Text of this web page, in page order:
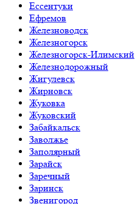
Ессентуки
Ефремов
Железноводск
Железногорск
Железногорск-Илимский
Железнодорожный
Жигулевск
Жирновск
Жуковка
Жуковский
Забайкальск
Заволжье
Заполярный
Зарайск
Заречный
Заринск
Звенигород